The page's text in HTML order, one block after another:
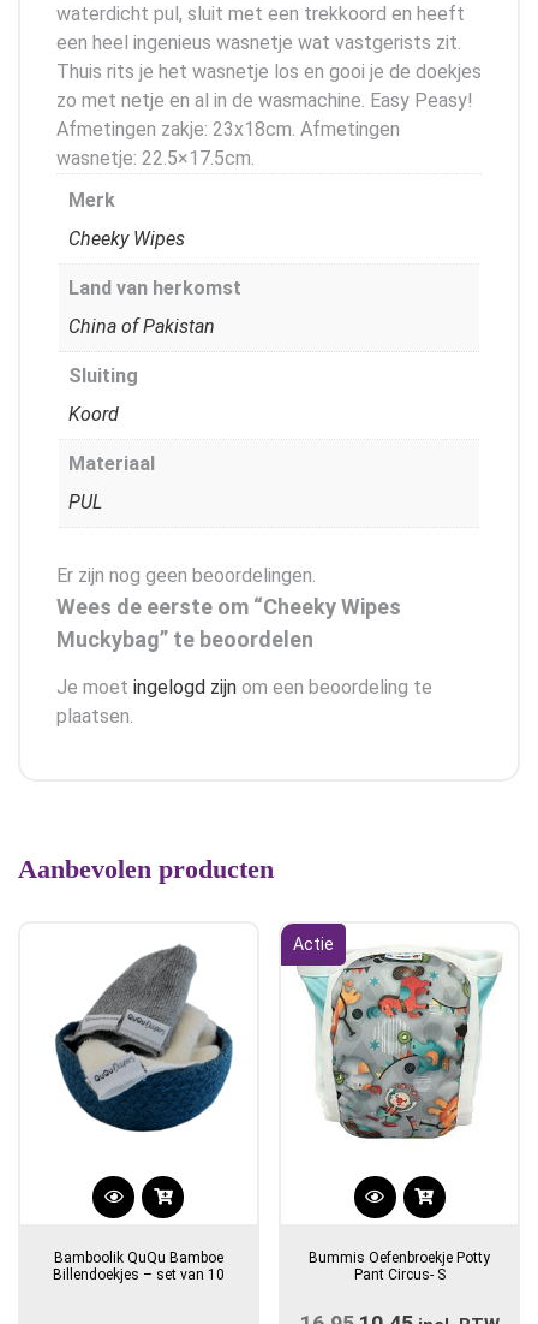
waterdicht pul, sluit met een trekkoord en heeft
een heel ingenieus wasnetje wat vastgerists zit.
Thuis rits je het wasnetje los en gooi je de doekjes
zo met netje en al in de wasmachine. Easy Peasy!
Afmetingen zakje: 23x18cm. Afmetingen
wasnetje: 22.5×17.5cm.
Merk
Cheeky Wipes
Land van herkomst
China of Pakistan
Sluiting
Koord
Materiaal
PUL
Er zijn nog geen beoordelingen.
Wees de eerste om “Cheeky Wipes
Muckybag” te beoordelen
Je moet ingelogd zijn om een beoordeling te
plaatsen.
Aanbevolen producten
Bamboolik QuQu Bamboe
Billendoekjes – set van 10
Actie
Bummis Oefenbroekje Potty
Pant Circus- S